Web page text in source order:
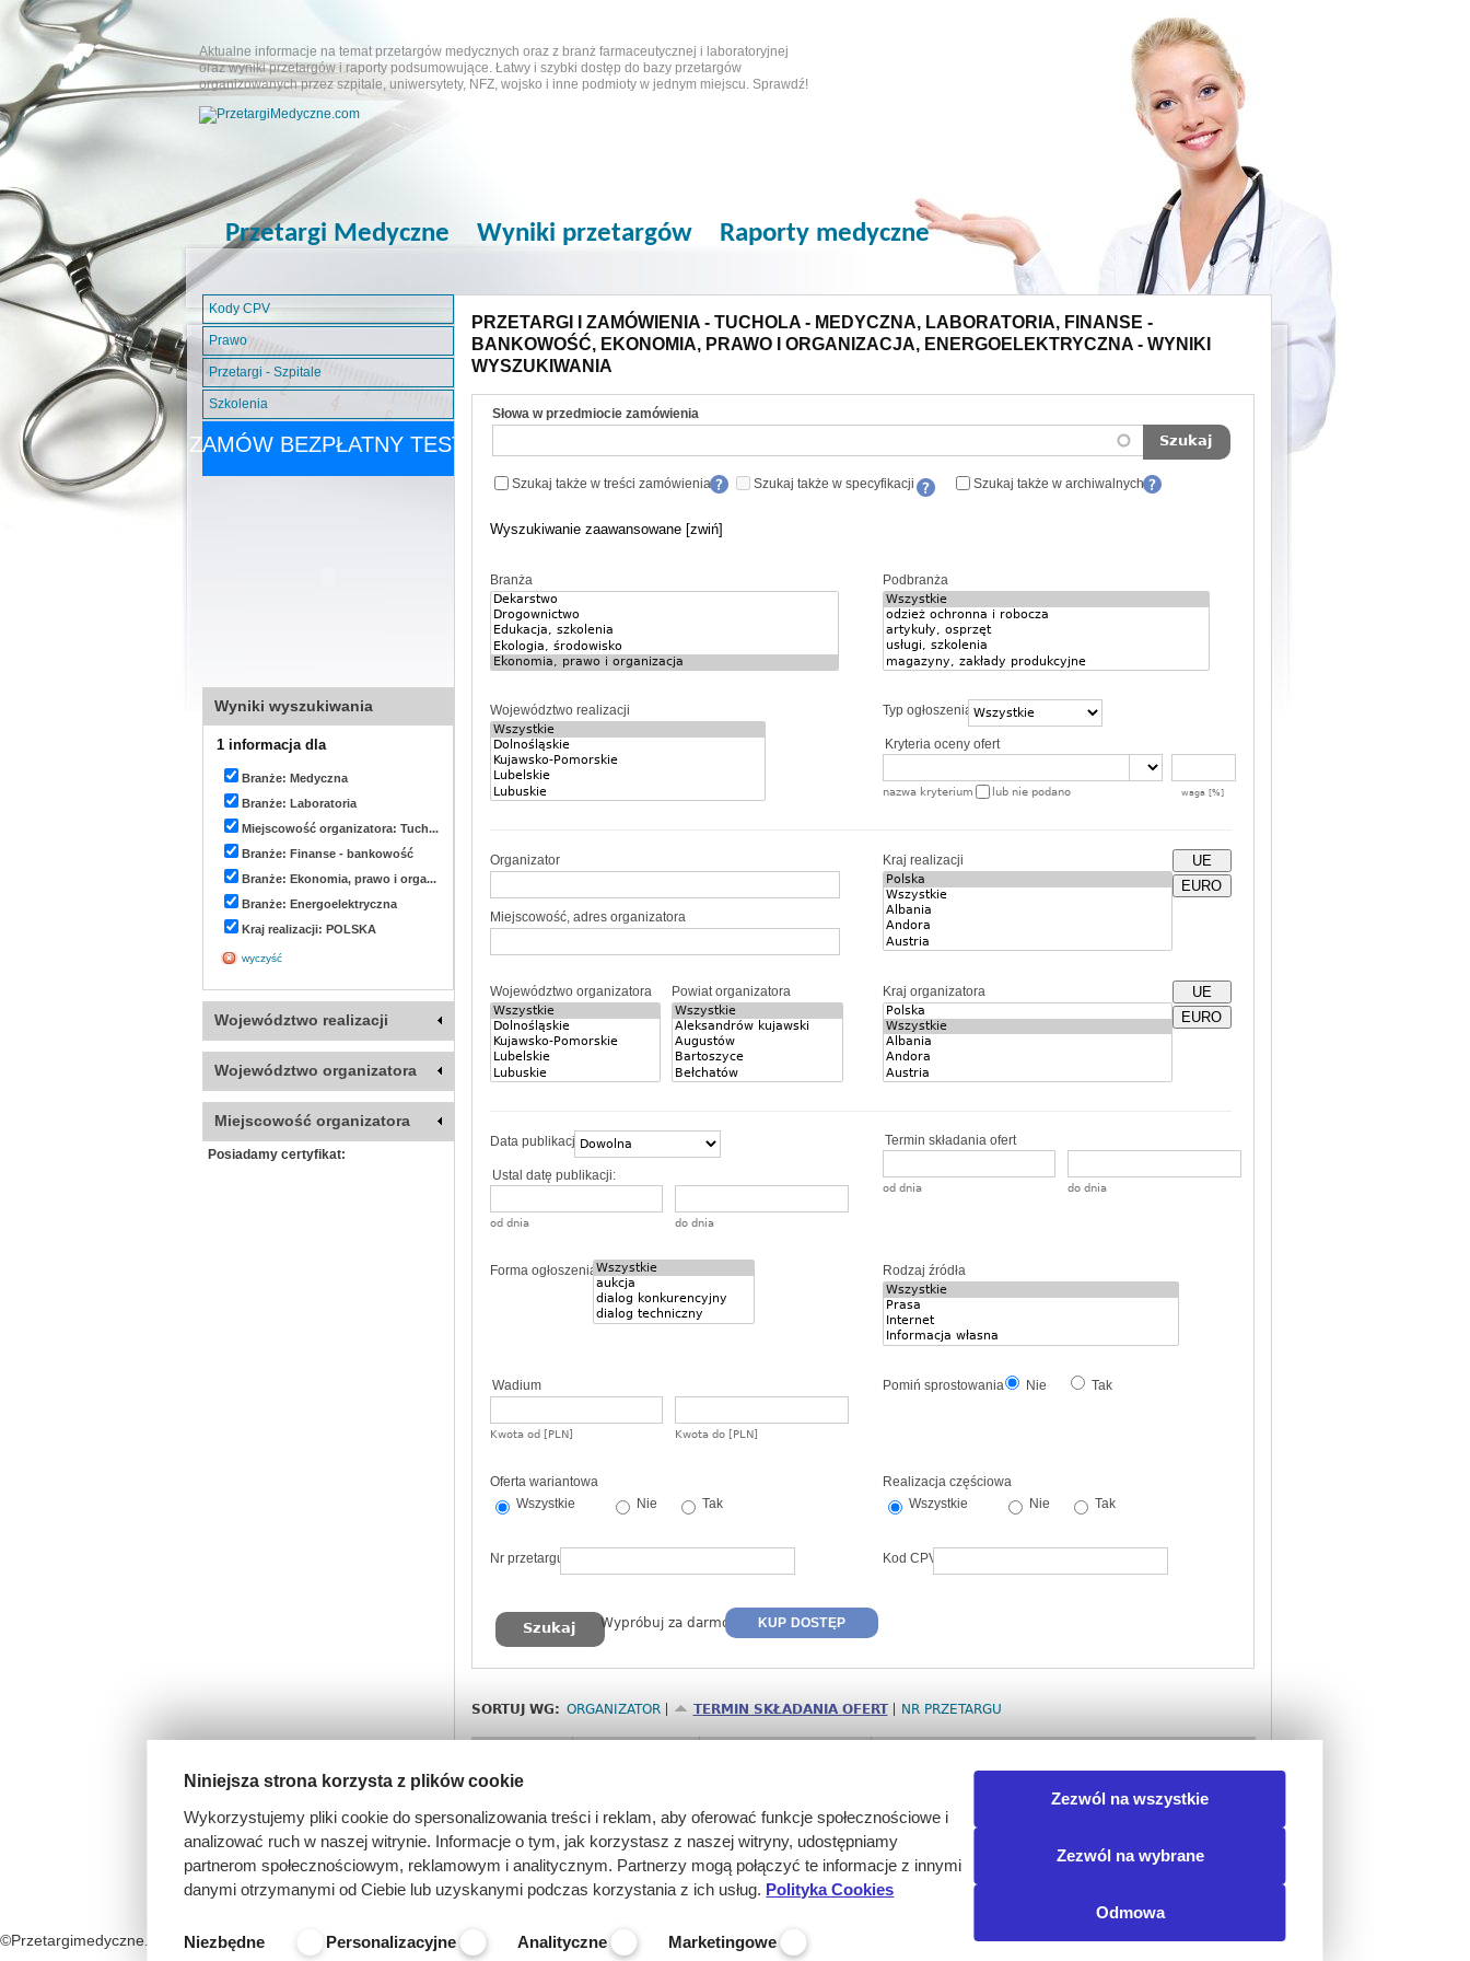
Aktualne informacje na temat przetargów medycznych oraz z branż farmaceutycznej i laboratoryjnej
oraz wyniki przetargów i raporty podsumowujące. Łatwy i szybki dostęp do bazy przetargów
organizowanych przez szpitale, uniwersytety, NFZ, wojsko i inne podmioty w jednym miejscu. Sprawdź!
Przetargi Medyczne Wyniki przetargów Raporty medyczne
PRZETARGI I ZAMÓWIENIA - TUCHOLA - MEDYCZNA, LABORATORIA, FINANSE -
BANKOWOŚĆ, EKONOMIA, PRAWO I ORGANIZACJA, ENERGOELEKTRYCZNA - WYNIKI
WYSZUKIWANIA
Słowa w przedmiocie zamówienia
Szukaj także w treści zamówienia Szukaj także w specyfikacji Szukaj także w archiwalnych
Wyszukiwanie zaawansowane [zwiń]
Branża Podbranża
Województwo realizacji Typ ogłoszenia
Kryteria oceny ofert
nazwa kryterium waga [%]
lub nie podano
Organizator
Miejscowość, adres organizatora
Kraj realizacji
UE
EURO
Województwo organizatora Powiat organizatora Kraj organizatora
UE
EURO
Data publikacji
Ustal datę publikacji:
od dnia do dnia
Termin składania ofert
od dnia do dnia
Forma ogłoszenia Rodzaj źródła
Wadium
Kwota od [PLN] Kwota do [PLN]
Pomiń sprostowania Nie Tak
Oferta wariantowa
Wszystkie
Nie Tak
Realizacja częściowa
Wszystkie
Nie Tak
Nr przetargu Kod CPV
Wypróbuj za darmo KUP DOSTĘP
SORTUJ WG: ORGANIZATOR TERMIN SKŁADANIA OFERT NR PRZETARGU
12658560
godz. 15:00
Wybór realizatorów Programu szczepień ochronnych
przeciwko grypie populacji z...
(Pełne dane widoczne po uruchomieniu
bezpłatnego testu)
Kody CPV
Prawo
Przetargi - Szpitale
Szkolenia
ZAMÓW BEZPŁATNY TEST
Wyniki wyszukiwania
1 informacja dla
Branże: Medyczna
Branże: Laboratoria
Miejscowość organizatora: Tuch...
Branże: Finanse - bankowość
Branże: Ekonomia, prawo i orga...
Branże: Energoelektryczna
Kraj realizacji: POLSKA
wyczyść
Województwo realizacji
Województwo organizatora
Miejscowość organizatora
Posiadamy certyfikat:
©Przetargimedyczne.comO nas Kontakt Regulamin
Niniejsza strona korzysta z plików cookie
Wykorzystujemy pliki cookie do spersonalizowania treści i reklam, aby oferować funkcje społecznościowe i
analizować ruch w naszej witrynie. Informacje o tym, jak korzystasz z naszej witryny, udostępniamy
partnerom społecznościowym, reklamowym i analitycznym. Partnerzy mogą połączyć te informacje z innymi
danymi otrzymanymi od Ciebie lub uzyskanymi podczas korzystania z ich usług. Polityka Cookies
Niezbędne Personalizacyjne Analityczne Marketingowe
Zezwól na wszystkie
Zezwól na wybrane
Odmowa